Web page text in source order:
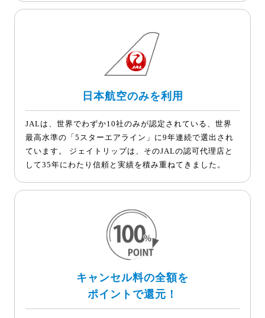
日本航空のみを利用
JALは、世界でわずか10社のみが認定されている、世界
最高水準の「5スターエアライン」に9年連続で選出され
ています。 ジェイトリップは、そのJALの認可代理店と
して35年にわたり信頼と実績を積み重ねてきました。
キャンセル料の全額を
ポイントで還元！